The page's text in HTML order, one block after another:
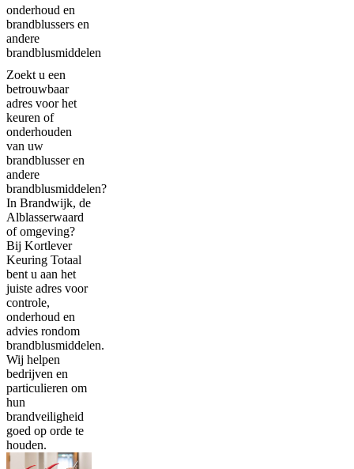
onderhoud en
brandblussers en
andere
brandblusmiddelen
Zoekt u een
betrouwbaar
adres voor het
keuren of
onderhouden
van uw
brandblusser en
andere
brandblusmiddelen?
In Brandwijk, de
Alblasserwaard
of omgeving?
Bij Kortlever
Keuring Totaal
bent u aan het
juiste adres voor
controle,
onderhoud en
advies rondom
brandblusmiddelen.
Wij helpen
bedrijven en
particulieren om
hun
brandveiligheid
goed op orde te
houden.